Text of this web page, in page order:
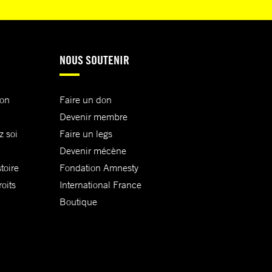
soi
NOUS SOUTENIR
Faire un don
Devenir membre
Faire un legs
Devenir mécène
Fondation Amnesty
International France
Boutique